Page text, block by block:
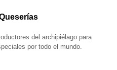
del archipiélago para
por todo el mundo.